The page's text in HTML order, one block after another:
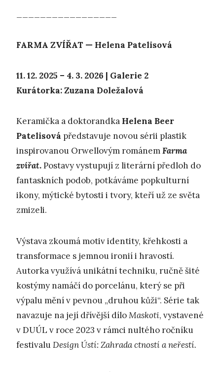
FARMA ZVÍŘAT — Helena Patelisová
11. 12. 2025 – 4. 3. 2026 | Galerie 2
Kurátorka: Zuzana Doležalová
Keramička a doktorandka Helena Beer
Patelisová představuje novou sérii plastik
inspirovanou Orwellovým románemFarma
zvířat.Postavy vystupují z literární předloh do
fantaskních podob, potkáváme popkulturní
ikony, mýtické bytosti i tvory, kteří už ze světa
zmizeli.
Výstava zkoumá motiv identity, křehkosti a
transformace s jemnou ironií i hravostí.
Autorka využívá unikátní techniku, ručně šité
kostýmy namáčí do porcelánu, který se při
výpalu mění v pevnou „druhou kůži“. Série tak
navazuje na její dřívější díloMaskoti, vystavené
v DUÚL v roce 2023 v rámci nultého ročníku
festivaluDesign Ústí: Zahrada ctností a neřestí.